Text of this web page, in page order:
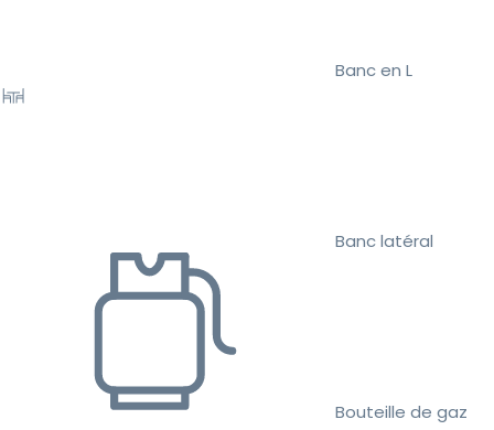
Banc en L
Banc latéral
Bouteille de gaz